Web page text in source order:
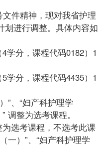
件精神，现对我省护理
划进行调整。具体内容如
4学分，课程代码0182）1
分，课程代码4435）1
、“妇产科护理学
” 调整为选考课程。
为选考课程，不选考此课
一）”、“妇产科护理学